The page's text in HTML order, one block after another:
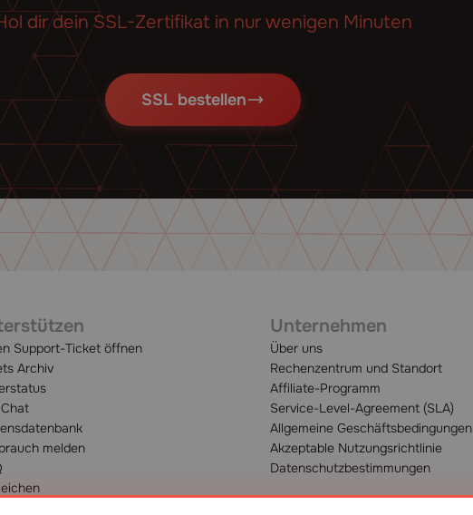
dir dein SSL-Zertifikat in nur wenigen Minuten
SSL bestellen
Support-Ticket öffnen
Archiv
melden
Unternehmen
Über uns
Rechenzentrum und Standort
Affiliate-Programm
Service-Level-Agreement (SLA)
Allgemeine Geschäftsbedingungen
Akzeptable Nutzungsrichtlinie
Datenschutzbestimmungen